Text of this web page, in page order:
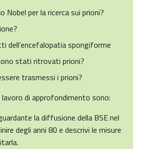
Nobel per la ricerca sui prioni?
dell’encefalopatia spongiforme
stati ritrovati prioni?
trasmessi i prioni?
di approfondimento sono:
la diffusione della BSE nel
degli anni 80 e descrivi le misure